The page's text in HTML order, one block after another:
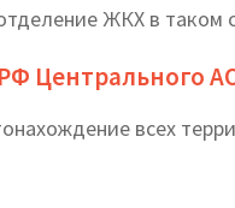
ЖКХ в таком
Центрального
всех